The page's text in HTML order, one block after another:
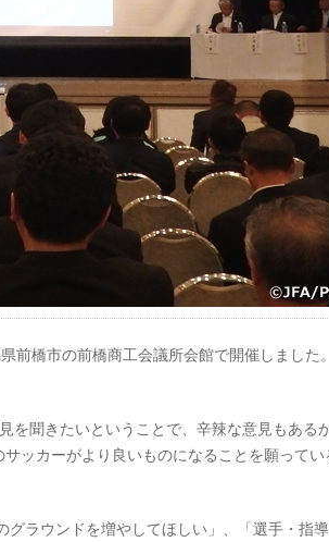
前橋市の前橋商工会議所会館で開催しました
聞きたいということで、辛辣な意見もある
ッカーがより良いものになることを願って
ラウンドを増やしてほしい」、「選手・指